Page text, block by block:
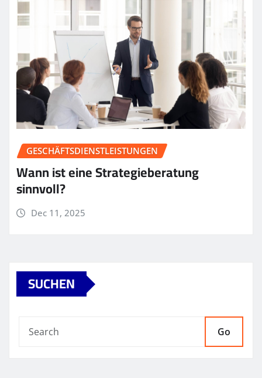
GESCHÄFTSDIENSTLEISTUNGEN
Wann ist eine Strategieberatung
sinnvoll?
Dec 11, 2025
SUCHEN
Go